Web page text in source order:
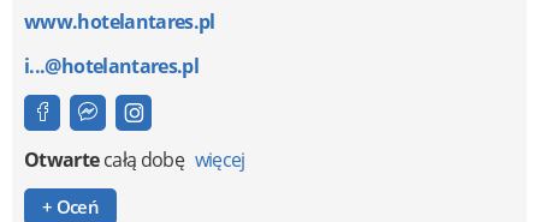
www.hotelantares.pl
i...@hotelantares.pl
Otwartecałą dobę więcej
+ Oceń